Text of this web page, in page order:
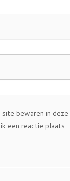
site bewaren in
een reactie plaats.